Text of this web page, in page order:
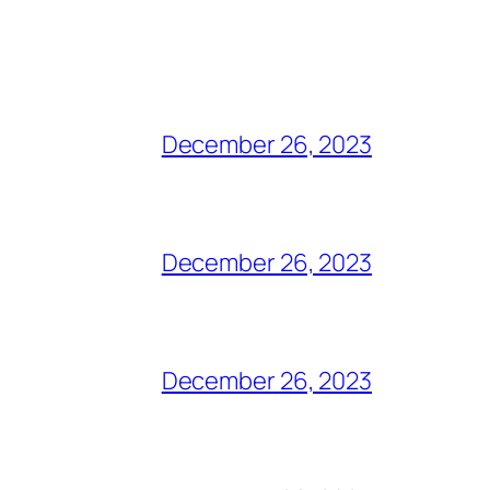
December 26, 2023
December 26, 2023
December 26, 2023